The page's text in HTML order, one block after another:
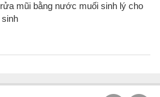
mũi bằng nước muối sinh lý cho